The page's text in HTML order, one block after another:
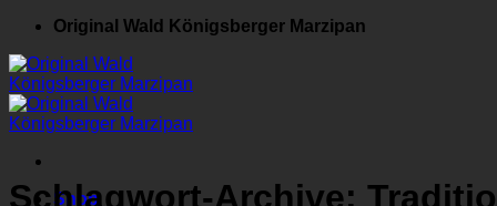
Original Wald Königsberger Marzipan
Shop
Schlagwort-Archive: